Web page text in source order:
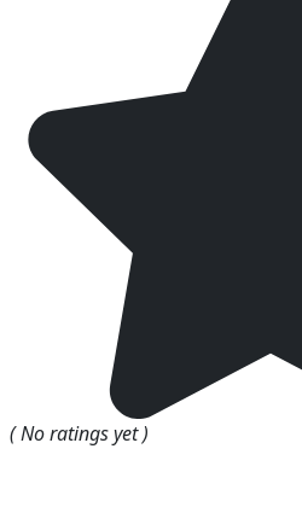
( No ratings yet )